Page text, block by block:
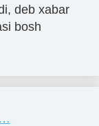
deb xabar
bosh